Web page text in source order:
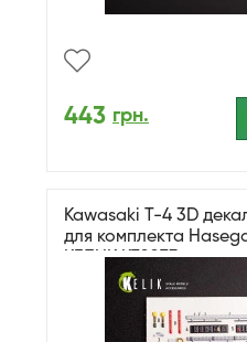
443 грн.
Kawasaki T-4 3D
для комплекта
КЕЛИК K72073